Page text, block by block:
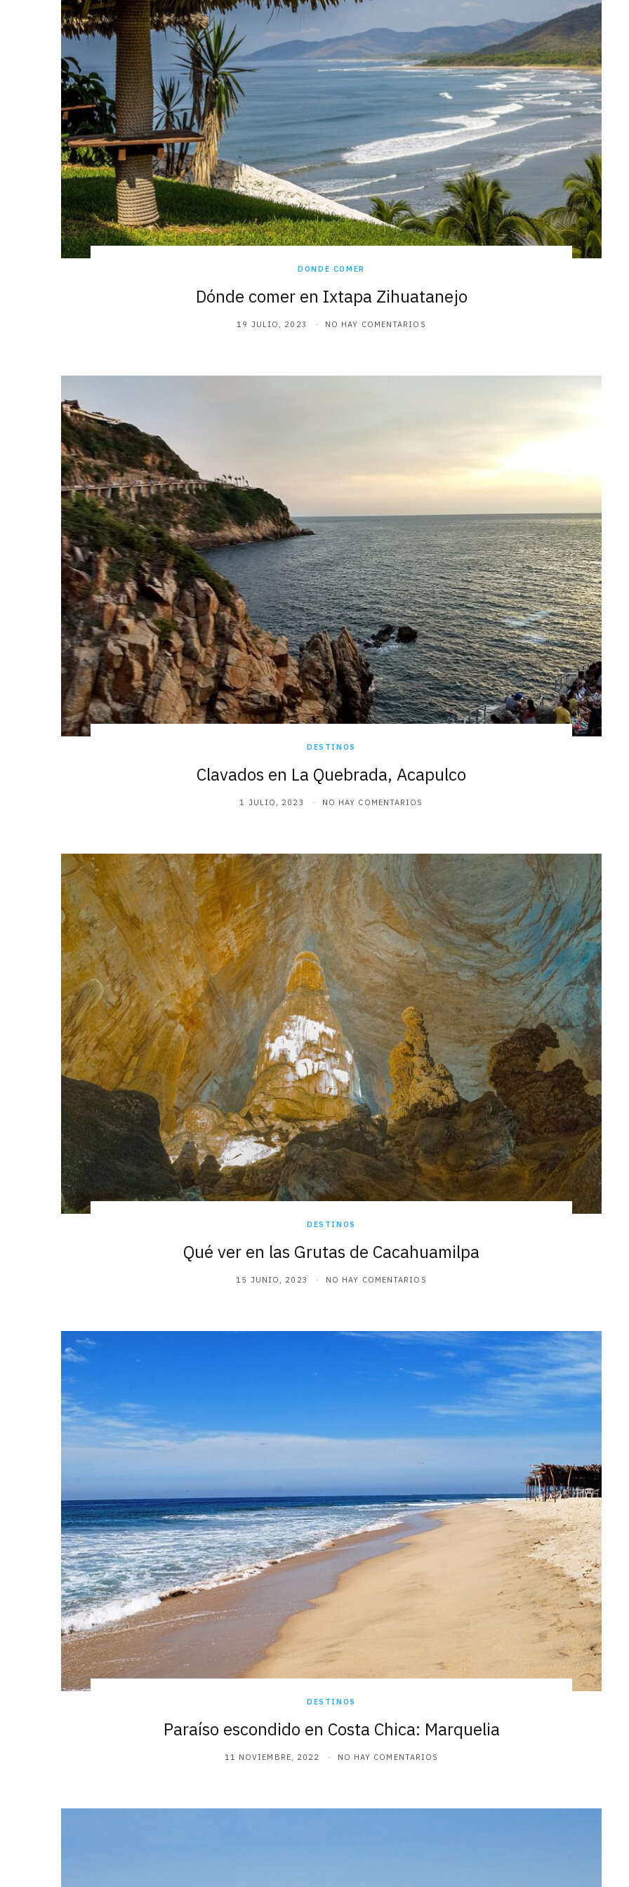
DONDE COMER
Dónde comer en Ixtapa Zihuatanejo
19 JULIO, 2023 NO HAY COMENTARIOS
DESTINOS
Clavados en La Quebrada, Acapulco
1 JULIO, 2023 NO HAY COMENTARIOS
DESTINOS
Qué ver en las Grutas de Cacahuamilpa
15 JUNIO, 2023 NO HAY COMENTARIOS
DESTINOS
Paraíso escondido en Costa Chica: Marquelia
11 NOVIEMBRE, 2022 NO HAY COMENTARIOS